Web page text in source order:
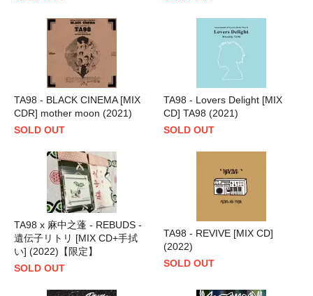
TA98 - BLACK CINEMA [MIX
CDR] mother moon (2021)
SOLD OUT
TA98 - Lovers Delight [MIX
CD] TA98 (2021)
SOLD OUT
TA98 x 麻中之蓬 - REBUDS -
遺伝子リトリ [MIX CD+手拭
い] (2022)【限定】
SOLD OUT
TA98 - REVIVE [MIX CD]
(2022)
SOLD OUT